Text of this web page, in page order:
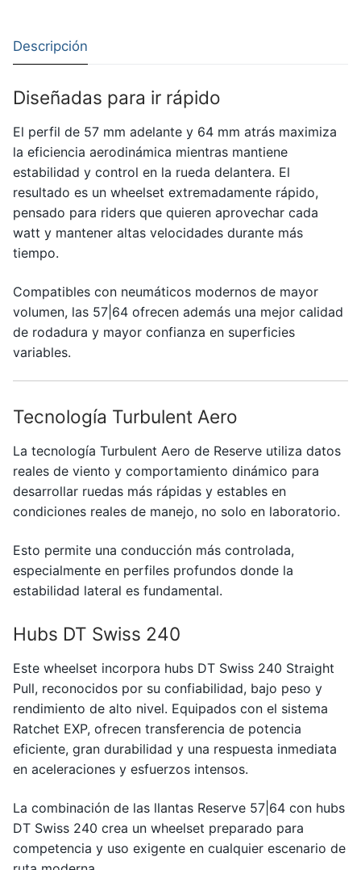
Aero
Descripción
Diseñadas para ir rápido
El perfil de 57 mm adelante y 64 mm atrás maximiza
la eficiencia aerodinámica mientras mantiene
estabilidad y control en la rueda delantera. El
resultado es un wheelset extremadamente rápido,
pensado para riders que quieren aprovechar cada
watt y mantener altas velocidades durante más
tiempo.
Compatibles con neumáticos modernos de mayor
volumen, las 57|64 ofrecen además una mejor calidad
de rodadura y mayor confianza en superficies
variables.
Tecnología Turbulent Aero
La tecnología Turbulent Aero de Reserve utiliza datos
reales de viento y comportamiento dinámico para
desarrollar ruedas más rápidas y estables en
condiciones reales de manejo, no solo en laboratorio.
Esto permite una conducción más controlada,
especialmente en perfiles profundos donde la
estabilidad lateral es fundamental.
Hubs DT Swiss 240
Este wheelset incorpora hubs DT Swiss 240 Straight
Pull, reconocidos por su confiabilidad, bajo peso y
rendimiento de alto nivel. Equipados con el sistema
Ratchet EXP, ofrecen transferencia de potencia
eficiente, gran durabilidad y una respuesta inmediata
en aceleraciones y esfuerzos intensos.
La combinación de las llantas Reserve 57|64 con hubs
DT Swiss 240 crea un wheelset preparado para
competencia y uso exigente en cualquier escenario de